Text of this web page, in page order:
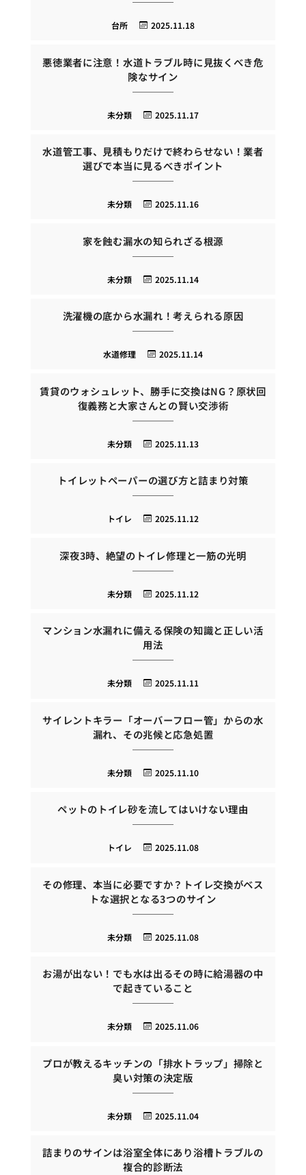
2025.11.18
台所
悪徳業者に注意！水道トラブル時に見抜くべき危
険なサイン
2025.11.17
未分類
水道管工事、見積もりだけで終わらせない！業者
選びで本当に見るべきポイント
2025.11.16
未分類
家を蝕む漏水の知られざる根源
2025.11.14
未分類
洗濯機の底から水漏れ！考えられる原因
2025.11.14
水道修理
賃貸のウォシュレット、勝手に交換はNG？原状回
復義務と大家さんとの賢い交渉術
2025.11.13
未分類
トイレットペーパーの選び方と詰まり対策
2025.11.12
トイレ
深夜3時、絶望のトイレ修理と一筋の光明
2025.11.12
未分類
マンション水漏れに備える保険の知識と正しい活
用法
2025.11.11
未分類
サイレントキラー「オーバーフロー管」からの水
漏れ、その兆候と応急処置
2025.11.10
未分類
ペットのトイレ砂を流してはいけない理由
2025.11.08
トイレ
その修理、本当に必要ですか？トイレ交換がベス
トな選択となる3つのサイン
2025.11.08
未分類
お湯が出ない！でも水は出るその時に給湯器の中
で起きていること
2025.11.06
未分類
プロが教えるキッチンの「排水トラップ」掃除と
臭い対策の決定版
2025.11.04
未分類
詰まりのサインは浴室全体にあり浴槽トラブルの
複合的診断法